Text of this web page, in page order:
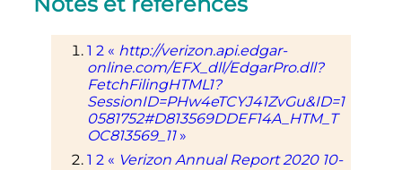
1 2 « http://verizon.api.edgar-
online.com/EFX_dll/EdgarPro.dll?
FetchFilingHTML1?
SessionID=PHw4eTCYJ41ZvGu&ID=1
0581752#D813569DDEF14A_HTM_T
OC813569_11 »
1 2 « Verizon Annual Report 2020 10-